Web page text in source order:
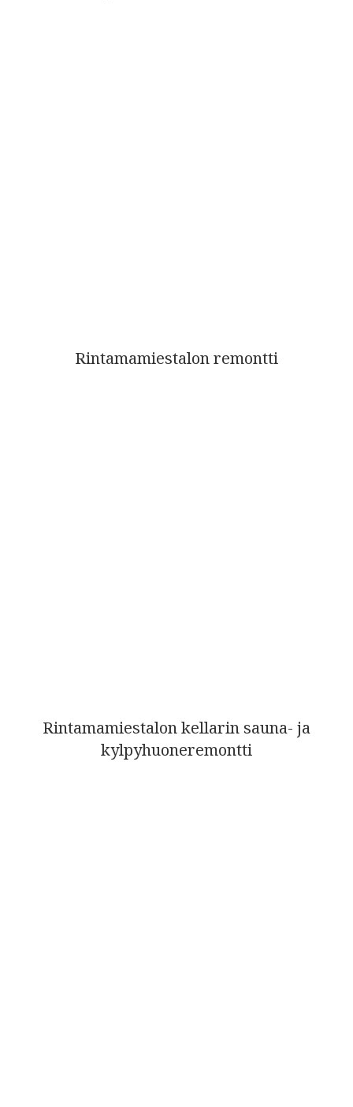
Rintamamiestalon remontti
Rintamamiestalon kellarin sauna- ja
kylpyhuoneremontti